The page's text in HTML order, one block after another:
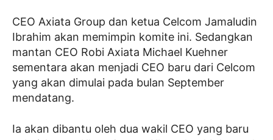
CEO Axiata Group dan ketua Celcom Jamaludin
Ibrahim akan memimpin komite ini. Sedangkan
mantan CEO Robi Axiata Michael Kuehner
sementara akan menjadi CEO baru dari Celcom
yang akan dimulai pada bulan September
mendatang.
Ia akan dibantu oleh dua wakil CEO yang baru